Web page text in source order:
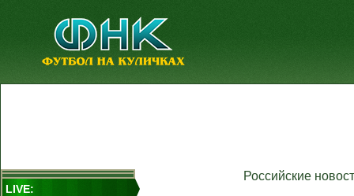
LIVE:
Российские